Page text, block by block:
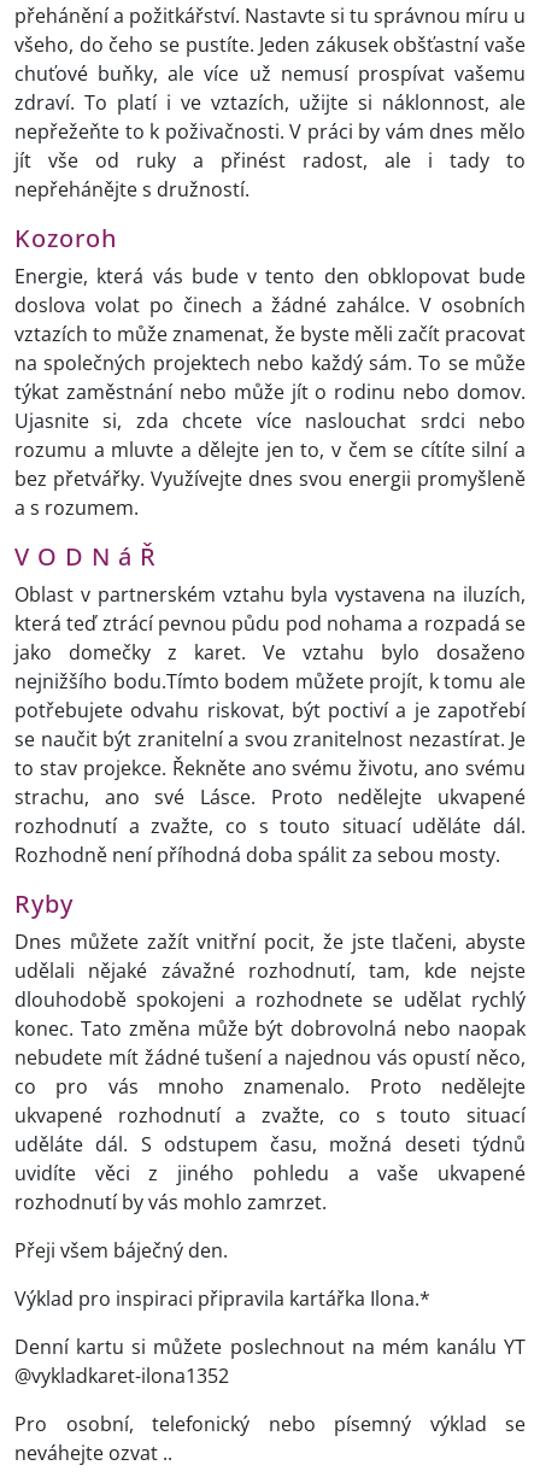
přehánění a požitkářství. Nastavte si tu správnou míru u
všeho, do čeho se pustíte. Jeden zákusek obšťastní vaše
chuťové buňky, ale více už nemusí prospívat vašemu
zdraví. To platí i ve vztazích, užijte si náklonnost, ale
nepřežeňte to k poživačnosti. V práci by vám dnes mělo
jít vše od ruky a přinést radost, ale i tady to
nepřehánějte s družností.
Kozoroh
Energie, která vás bude v tento den obklopovat bude
doslova volat po činech a žádné zahálce. V osobních
vztazích to může znamenat, že byste měli začít pracovat
na společných projektech nebo každý sám. To se může
týkat zaměstnání nebo může jít o rodinu nebo domov.
Ujasnite si, zda chcete více naslouchat srdci nebo
rozumu a mluvte a dělejte jen to, v čem se cítíte silní a
bez přetvářky. Využívejte dnes svou energii promyšleně
a s rozumem.
V O D N á Ř
Oblast v partnerském vztahu byla vystavena na iluzích,
která teď ztrácí pevnou půdu pod nohama a rozpadá se
jako domečky z karet. Ve vztahu bylo dosaženo
nejnižšího bodu.Tímto bodem můžete projít, k tomu ale
potřebujete odvahu riskovat, být poctiví a je zapotřebí
se naučit být zranitelní a svou zranitelnost nezastírat. Je
to stav projekce. Řekněte ano svému životu, ano svému
strachu, ano své Lásce. Proto nedělejte ukvapené
rozhodnutí a zvažte, co s touto situací uděláte dál.
Rozhodně není příhodná doba spálit za sebou mosty.
Ryby
Dnes můžete zažít vnitřní pocit, že jste tlačeni, abyste
udělali nějaké závažné rozhodnutí, tam, kde nejste
dlouhodobě spokojeni a rozhodnete se udělat rychlý
konec. Tato změna může být dobrovolná nebo naopak
nebudete mít žádné tušení a najednou vás opustí něco,
co pro vás mnoho znamenalo. Proto nedělejte
ukvapené rozhodnutí a zvažte, co s touto situací
uděláte dál. S odstupem času, možná deseti týdnů
uvidíte věci z jiného pohledu a vaše ukvapené
rozhodnutí by vás mohlo zamrzet.
Přeji všem báječný den.
Výklad pro inspiraci připravila kartářka Ilona.*
Denní kartu si můžete poslechnout na mém kanálu YT
@vykladkaret-ilona1352
Pro osobní, telefonický nebo písemný výklad se
neváhejte ozvat ..